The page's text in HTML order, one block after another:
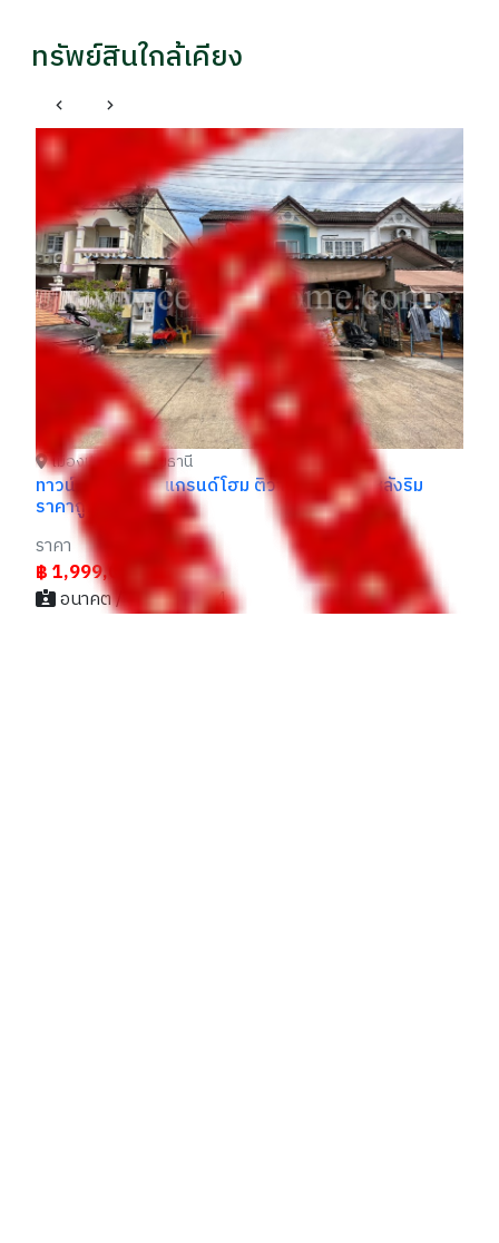
ทรัพย์สินใกล้เคียง
เมืองปทุมธานี ปทุมธานี
ทาวน์โฮม ดีไลท์ เดอลอฟท์ เมืองเอก - ม.รังสิต ราคาถูก
ราคา
฿ 2,450,000
แก้วตา / 083xxxxx38